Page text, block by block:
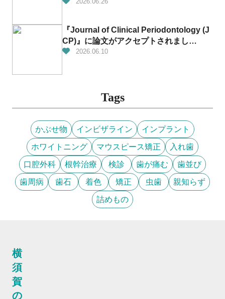
『Journal of Clinical Periodontology (J
CP)』に論文がアクセプトされまし
た！！！👏✨
2026.06.10
Tags
かぶせ物 インビザライン インプラント
ホワイトニング マウスピース矯正 入れ歯
口腔外科 根幹治療 検診 歯が痛む 歯並び
歯周病 歯石 着色 矯正 虫歯 親知らず
詰めもの
横
須
賀
の